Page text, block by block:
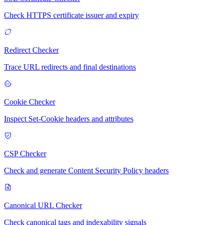
Check HTTPS certificate issuer and expiry
Redirect Checker
Trace URL redirects and final destinations
Cookie Checker
Inspect Set-Cookie headers and attributes
CSP Checker
Check and generate Content Security Policy headers
Canonical URL Checker
Check canonical tags and indexability signals